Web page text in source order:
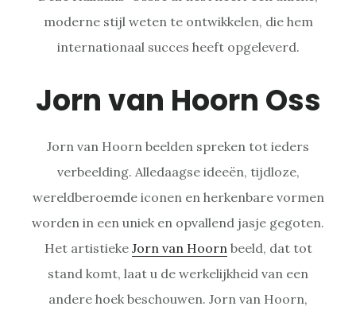
moderne stijl weten te ontwikkelen, die hem
internationaal succes heeft opgeleverd.
Jorn van Hoorn Oss
Jorn van Hoorn beelden spreken tot ieders
verbeelding. Alledaagse ideeën, tijdloze,
wereldberoemde iconen en herkenbare vormen
worden in een uniek en opvallend jasje gegoten.
Het artistieke Jorn van Hoorn beeld, dat tot
stand komt, laat u de werkelijkheid van een
andere hoek beschouwen. Jorn van Hoorn,